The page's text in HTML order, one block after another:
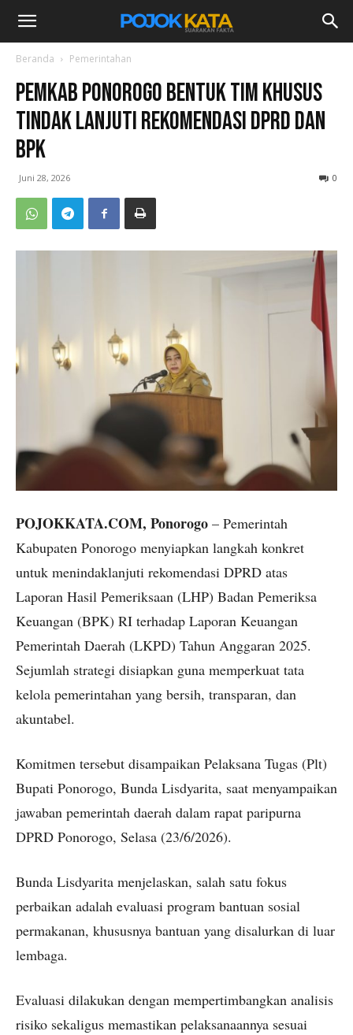
Beranda Pemerintahan
Pemkab Ponorogo Bentuk Tim Khusus
Tindak Lanjuti Rekomendasi DPRD dan
BPK
Juni 28, 2026 0
POJOKKATA.COM, Ponorogo – Pemerintah
Kabupaten Ponorogo menyiapkan langkah konkret
untuk menindaklanjuti rekomendasi DPRD atas
Laporan Hasil Pemeriksaan (LHP) Badan Pemeriksa
Keuangan (BPK) RI terhadap Laporan Keuangan
Pemerintah Daerah (LKPD) Tahun Anggaran 2025.
Sejumlah strategi disiapkan guna memperkuat tata
kelola pemerintahan yang bersih, transparan, dan
akuntabel.
Komitmen tersebut disampaikan Pelaksana Tugas (Plt)
Bupati Ponorogo, Bunda Lisdyarita, saat menyampaikan
jawaban pemerintah daerah dalam rapat paripurna
DPRD Ponorogo, Selasa (23/6/2026).
Bunda Lisdyarita menjelaskan, salah satu fokus
perbaikan adalah evaluasi program bantuan sosial
permakanan, khususnya bantuan yang disalurkan di luar
lembaga.
Evaluasi dilakukan dengan mempertimbangkan analisis
risiko sekaligus memastikan pelaksanaannya sesuai